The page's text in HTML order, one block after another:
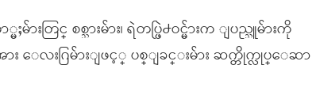
ြင္ စစ္သားမ်ား၊ ရဲတပ္ဖြဲ႕ဝင္မ်ားက ျပည္သူမ်ားကို
ေလးဂြမ်ားျဖင့္ ပစ္ျခင္းမ်ား ဆက္တိုက္လုပ္ေဆာ